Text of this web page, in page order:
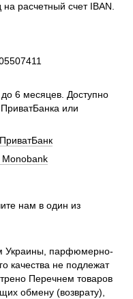
на расчетный счет IBAN.
6 месяцев. Доступно
или
Monobank
нам в один из
Украины, парфюмерно-
качества не подлежат
Перечнем товаров
обмену (возврату),